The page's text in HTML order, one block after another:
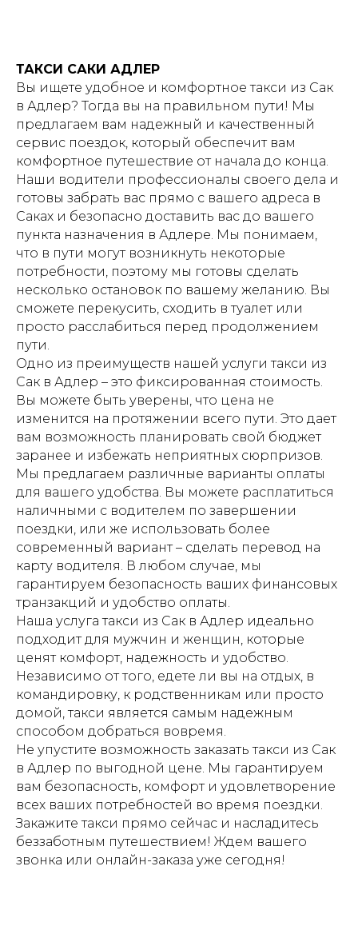
ТАКСИ САКИ АДЛЕР
Вы ищете удобное и комфортное такси из Сак
в Адлер? Тогда вы на правильном пути! Мы
предлагаем вам надежный и качественный
сервис поездок, который обеспечит вам
комфортное путешествие от начала до конца.
Наши водители профессионалы своего дела и
готовы забрать вас прямо с вашего адреса в
Саках и безопасно доставить вас до вашего
пункта назначения в Адлере. Мы понимаем,
что в пути могут возникнуть некоторые
потребности, поэтому мы готовы сделать
несколько остановок по вашему желанию. Вы
сможете перекусить, сходить в туалет или
просто расслабиться перед продолжением
пути.
Одно из преимуществ нашей услуги такси из
Сак в Адлер – это фиксированная стоимость.
Вы можете быть уверены, что цена не
изменится на протяжении всего пути. Это дает
вам возможность планировать свой бюджет
заранее и избежать неприятных сюрпризов.
Мы предлагаем различные варианты оплаты
для вашего удобства. Вы можете расплатиться
наличными с водителем по завершении
поездки, или же использовать более
современный вариант – сделать перевод на
карту водителя. В любом случае, мы
гарантируем безопасность ваших финансовых
транзакций и удобство оплаты.
Наша услуга такси из Сак в Адлер идеально
подходит для мужчин и женщин, которые
ценят комфорт, надежность и удобство.
Независимо от того, едете ли вы на отдых, в
командировку, к родственникам или просто
домой, такси является самым надежным
способом добраться вовремя.
Не упустите возможность заказать такси из Сак
в Адлер по выгодной цене. Мы гарантируем
вам безопасность, комфорт и удовлетворение
всех ваших потребностей во время поездки.
Закажите такси прямо сейчас и насладитесь
беззаботным путешествием! Ждем вашего
звонка или онлайн-заказа уже сегодня!